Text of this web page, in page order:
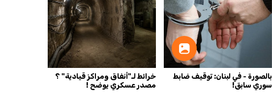
خرائط لـ"أنفاق ومراكز قيادية" ؟
مصدر عسكري يوضح !
بالصورة - في لبنان: توقيف ضابط
سوري سابق!